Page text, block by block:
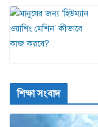
শিক্ষা সংবাদ